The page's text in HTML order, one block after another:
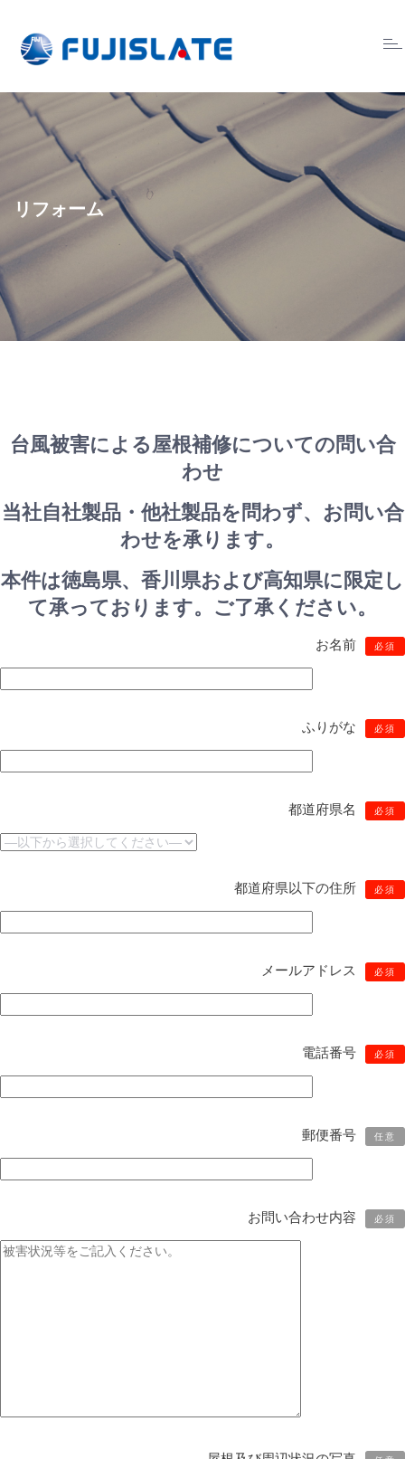
リフォーム
台風被害による屋根補修についての問い合
わせ
当社自社製品・他社製品を問わず、お問い合
わせを承ります。
本件は徳島県、香川県および高知県に限定し
て承っております。ご了承ください。
お名前 必須
ふりがな 必須
都道府県名 必須
都道府県以下の住所 必須
メールアドレス 必須
電話番号 必須
郵便番号 任意
お問い合わせ内容 必須